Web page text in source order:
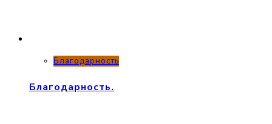
Благодарность
Благодарность.